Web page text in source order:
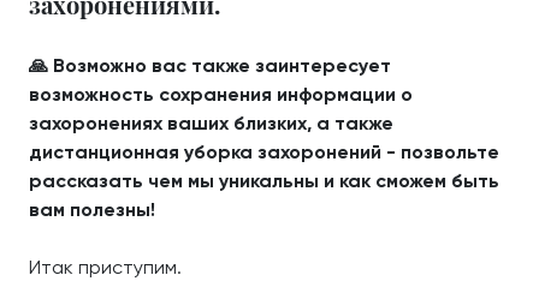
🙏 Возможно вас также заинтересует
возможность сохранения информации о
захоронениях ваших близких, а также
дистанционная уборка захоронений - позвольте
рассказать чем мы уникальны и как сможем быть
вам полезны!
Итак приступим.